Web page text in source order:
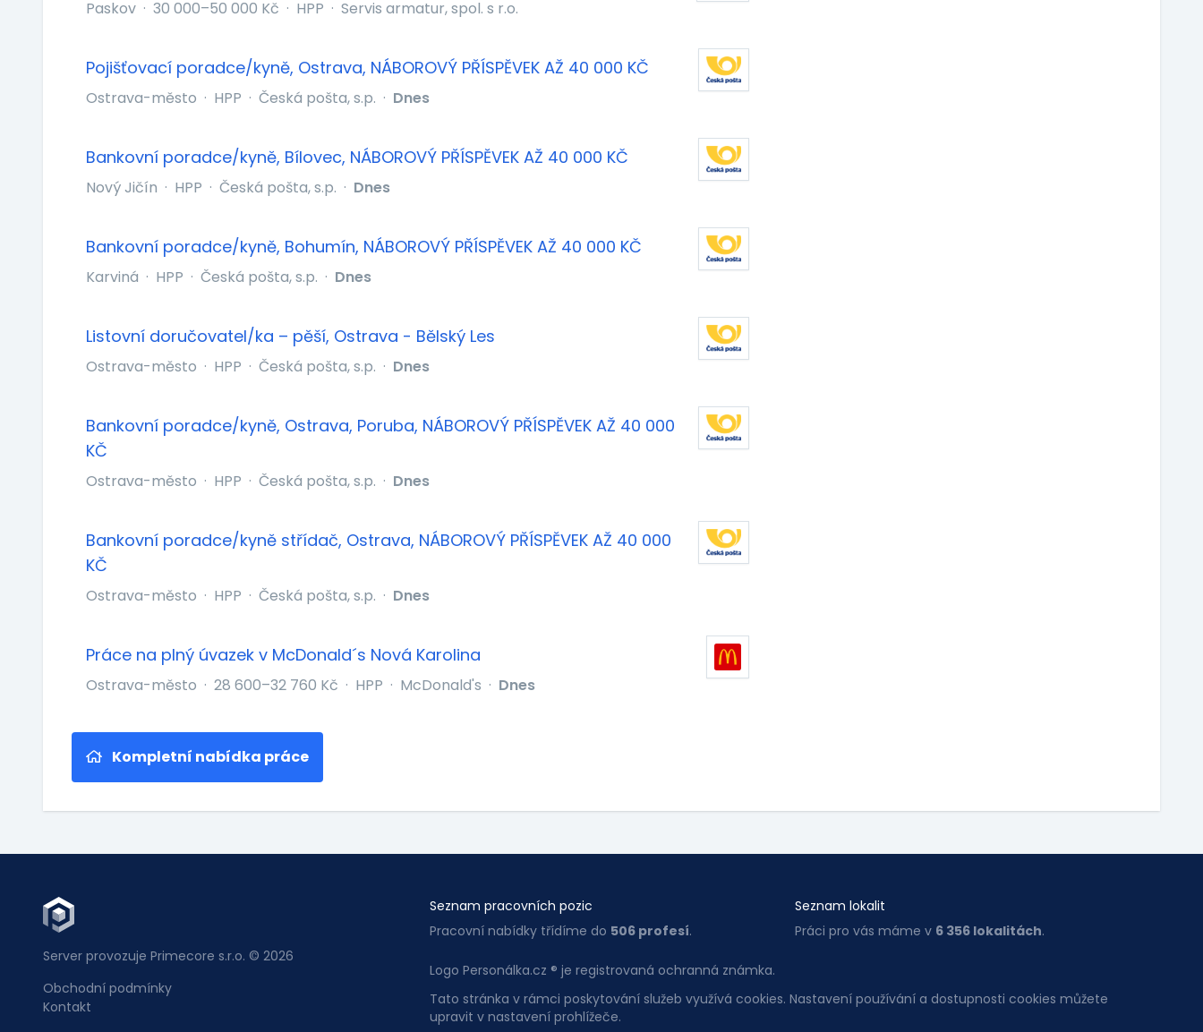
Paskov · 30 000–50 000 Kč · HPP · Servis armatur, spol. s r.o.
Pojišťovací poradce/kyně, Ostrava, NÁBOROVÝ PŘÍSPĚVEK AŽ 40 000 KČ
Ostrava-město · HPP · Česká pošta, s.p. · Dnes
Bankovní poradce/kyně, Bílovec, NÁBOROVÝ PŘÍSPĚVEK AŽ 40 000 KČ
Nový Jičín · HPP · Česká pošta, s.p. · Dnes
Bankovní poradce/kyně, Bohumín, NÁBOROVÝ PŘÍSPĚVEK AŽ 40 000 KČ
Karviná · HPP · Česká pošta, s.p. · Dnes
Listovní doručovatel/ka – pěší, Ostrava - Bělský Les
Ostrava-město · HPP · Česká pošta, s.p. · Dnes
Bankovní poradce/kyně, Ostrava, Poruba, NÁBOROVÝ PŘÍSPĚVEK AŽ 40 000
KČ
Ostrava-město · HPP · Česká pošta, s.p. · Dnes
Bankovní poradce/kyně střídač, Ostrava, NÁBOROVÝ PŘÍSPĚVEK AŽ 40 000
KČ
Ostrava-město · HPP · Česká pošta, s.p. · Dnes
Práce na plný úvazek v McDonald´s Nová Karolina
Ostrava-město · 28 600–32 760 Kč · HPP · McDonald's · Dnes
Kompletní nabídka práce
Server provozuje Primecore s.r.o. © 2026
Obchodní podmínky
Kontakt
Seznam pracovních pozic
Pracovní nabídky třídíme do 506 profesí.
Seznam lokalit
Práci pro vás máme v 6 356 lokalitách.
Logo Personálka.cz ® je registrovaná ochranná známka.
Tato stránka v rámci poskytování služeb využívá cookies. Nastavení používání a dostupnosti cookies můžete
upravit v nastavení prohlížeče.